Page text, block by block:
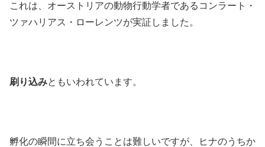
これは、オーストリアの動物行動学者であるコンラート・
ツァハリアス・ローレンツが実証しました。
刷り込みともいわれています。
孵化の瞬間に立ち会うことは難しいですが、ヒナのうちか